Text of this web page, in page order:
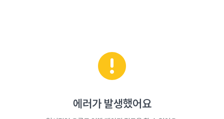
에러가 발생했어요